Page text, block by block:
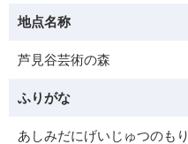
地点名称
芦見谷芸術の森
ふりがな
あしみだにげいじゅつのもり